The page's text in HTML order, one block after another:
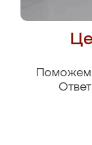
Поможем